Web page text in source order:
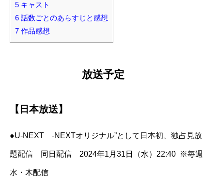
5 キャスト
6 話数ごとのあらすじと感想
7 作品感想
放送予定
【日本放送】
●U-NEXT -NEXTオリジナル”として日本初、独占見放
題配信 同日配信 2024年1月31日（水）22:40 ※毎週
水・木配信